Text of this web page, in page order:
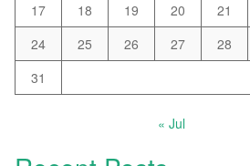
17
18 19 20 21
24
25 26 27 28
31
« Jul